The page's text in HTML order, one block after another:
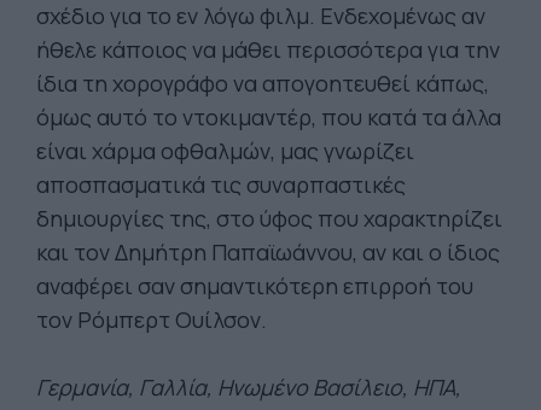
σχέδιο για το εν λόγω φιλμ. Ενδεχομένως αν
ήθελε κάποιος να μάθει περισσότερα για την
ίδια τη χορογράφο να απογοητευθεί κάπως,
όμως αυτό το ντοκιμαντέρ, που κατά τα άλλα
είναι χάρμα οφθαλμών, μας γνωρίζει
αποσπασματικά τις συναρπαστικές
δημιουργίες της, στο ύφος που χαρακτηρίζει
και τον Δημήτρη Παπαϊωάννου, αν και ο ίδιος
αναφέρει σαν σημαντικότερη επιρροή του
τον Ρόμπερτ Ουίλσον.
Γερμανία, Γαλλία, Ηνωμένο Βασίλειο, ΗΠΑ,